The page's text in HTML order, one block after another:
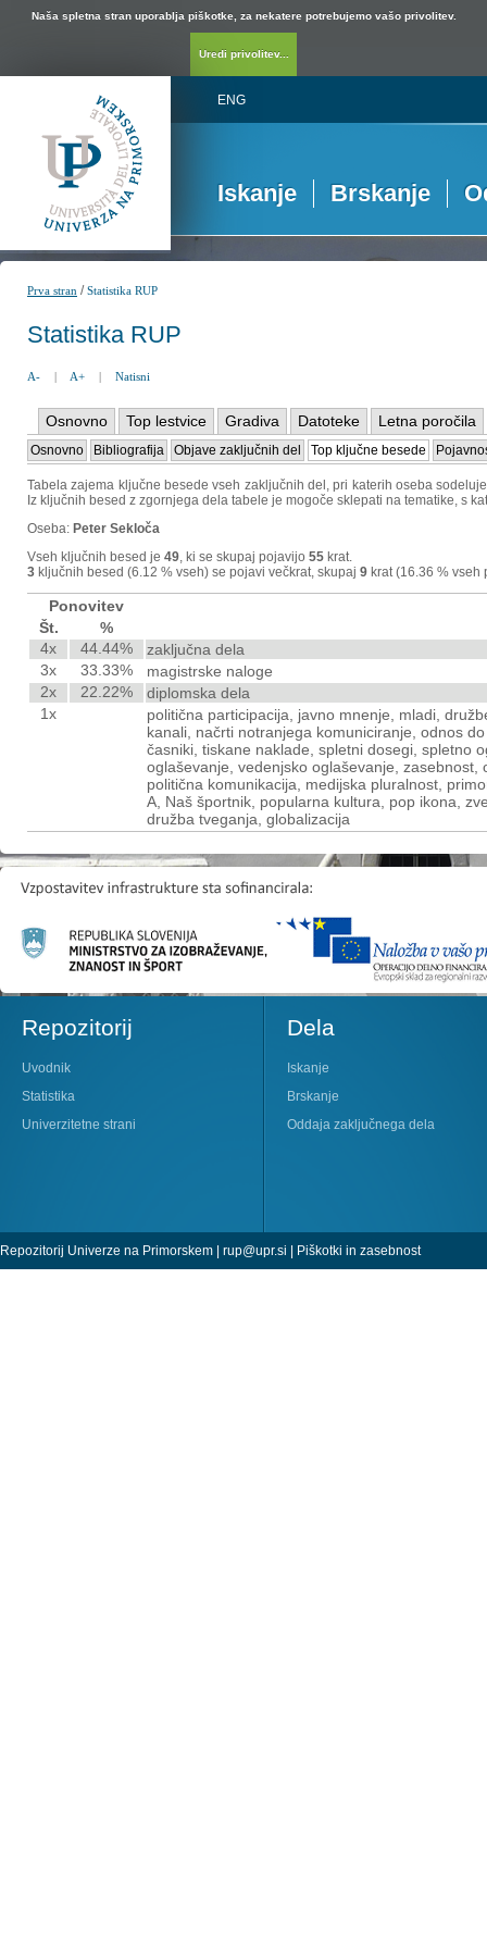
Naša spletna stran uporablja piškotke, za nekatere potrebujemo vašo privolitev.
Uredi privolitev...
ENG
Iskanje Brskanje
Prva stran /Statistika RUP
Statistika RUP
A- | A+ | Natisni
Osnovno Top lestvice Gradiva Datoteke Letna poročila
Osnovno Bibliografija Objave zaključnih del Top ključne besede
Tabela zajema ključne besede vseh zaključnih del, pri katerih oseba
Iz ključnih besed z zgornjega dela tabele je mogoče sklepati na tematike, s
Oseba: Peter Sekloča
Vseh ključnih besed je 49 , ki se skupaj pojavijo 55 krat.
3 ključnih besed (6.12 % vseh) se pojavi večkrat, skupaj 9 krat (16.36 % vseh
Ponovitev
Št.
%
4x
44.44%
zaključna dela
3x
33.33%
magistrske naloge
2x
22.22%
diplomska dela
1x
politična participacija, javno mnenje, mladi,
kanali, načrti notranjega komuniciranje, odnos
časniki, tiskane naklade, spletni dosegi, spletno
oglaševanje, vedenjsko oglaševanje,
politična komunikacija, medijska pluralnost,
A, Naš športnik, popularna kultura, pop ikona,
družba tveganja, globalizacija
Repozitorij
Uvodnik
Statistika
Univerzitetne strani
Dela
Iskanje
Brskanje
Oddaja zaključnega dela
Repozitorij Univerze na Primorskem | rup@upr.si | Piškotki in zasebnost